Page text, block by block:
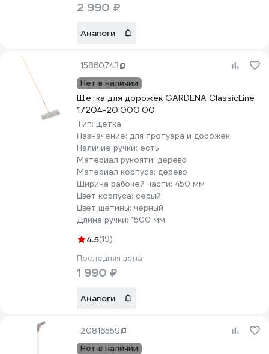
2 990 ₽
Аналоги
15860743
Нет в наличии
Щетка для дорожек GARDENA ClassicLine
17204-20.000.00
Тип: щетка
Назначение: для тротуара и дорожек
Наличие ручки: есть
Материал рукояти: дерево
Материал корпуса: дерево
Ширина рабочей части: 450 мм
Цвет корпуса: серый
Цвет щетины: черный
Длина ручки: 1500 мм
4.5(19)
Последняя цена
1 990 ₽
Аналоги
20816559
Нет в наличии